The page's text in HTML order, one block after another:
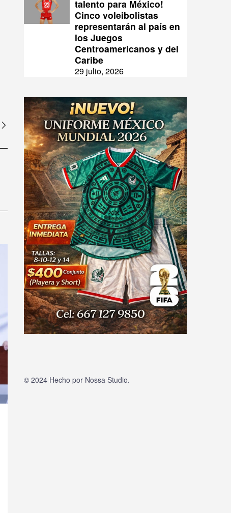
talento para México!
Cinco voleibolistas
representarán al país en
los Juegos
Centroamericanos y del
Caribe
29 julio, 2026
© 2024 Hecho por Nossa Studio.